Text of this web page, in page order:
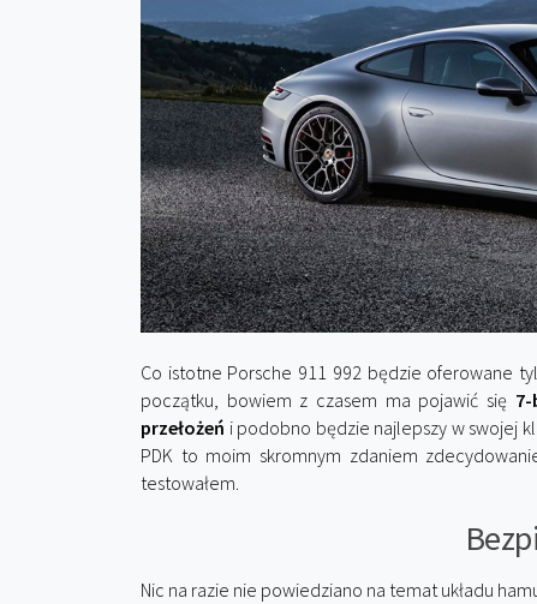
Co istotne Porsche 911 992 będzie oferowane
początku, bowiem z czasem ma pojawić się
przełożeń i podobno będzie najlepszy w swojej
PDK to moim skromnym zdaniem
testowałem.
Nic na razie nie powiedziano na temat układu